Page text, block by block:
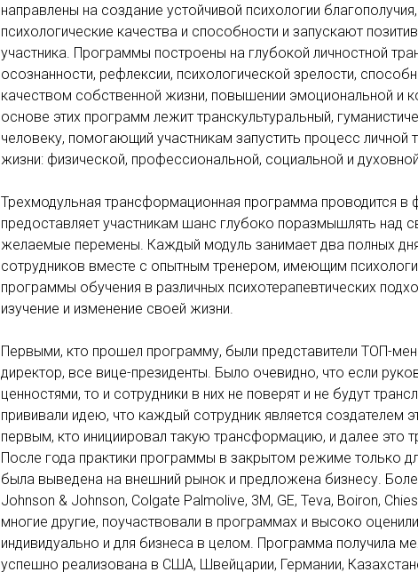
направлены на создание устойчивой психологии
психологические качества и способности и запускают
участника. Программы построены на глубокой личностной
осознанности, рефлексии, психологической зрелости,
качеством собственной жизни, повышении эмоциональной и
основе этих программ лежит транскультуральный,
человеку, помогающий участникам запустить процесс
жизни: физической, профессиональной, социальной и духовной.
Трехмодульная трансформационная программа проводится в
предоставляет участникам шанс глубоко поразмышлять над
желаемые перемены. Каждый модуль занимает два полных
сотрудников вместе с опытным тренером, имеющим
программы обучения в различных психотерапевтических
изучение и изменение своей жизни.
Первыми, кто прошел программу, были представители ТОП-
директор, все вице-президенты. Было очевидно, что если
ценностями, то и сотрудники в них не поверят и не будут
прививали идею, что каждый сотрудник является создателем
первым, кто инициировал такую трансформацию, и далее это
После года практики программы в закрытом режиме только
была выведена на внешний рынок и предложена бизнесу.
Johnson & Johnson, Colgate Palmolive, 3M, GE, Teva, Boiron,
многие другие, поучаствовали в программах и высоко
индивидуально и для бизнеса в целом. Программа получила
успешно реализована в США, Швейцарии, Германии,